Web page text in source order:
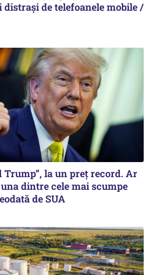
de telefoanele mobile /
Trump”, la un preț record. Ar
dintre cele mai scumpe
de SUA